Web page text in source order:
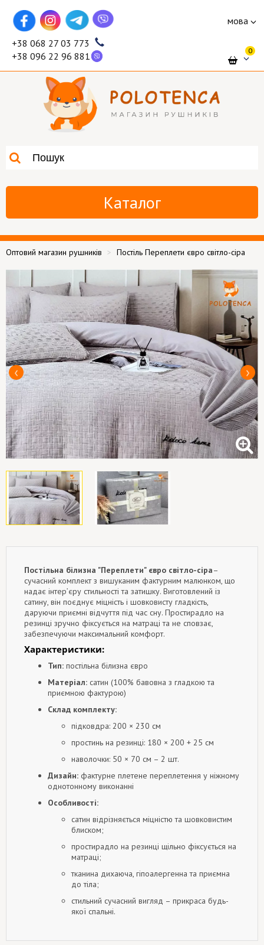
мова
+38 068 27 03 773
+38 096 22 96 881
0
Каталог
Оптовий магазин рушників Постіль Переплети євро світло-сіра
Постільна білизна "Переплети" євро світло-сіра–
сучасний комплект з вишуканим фактурним малюнком, що
надає інтер’єру стильності та затишку. Виготовлений із
сатину, він поєднує міцність і шовковисту гладкість,
даруючи приємні відчуття під час сну. Простирадло на
резинці зручно фіксується на матраці та не сповзає,
забезпечуючи максимальний комфорт.
Характеристики:
Тип: постільна білизна євро
Матеріал: сатин (100% бавовна з гладкою та
приємною фактурою)
Склад комплекту:
підковдра: 200 × 230 см
простинь на резинці: 180 × 200 + 25 см
наволочки: 50 × 70 см – 2 шт.
Дизайн: фактурне плетене переплетення у ніжному
однотонному виконанні
Особливості:
сатин відрізняється міцністю та шовковистим
блиском;
простирадло на резинці щільно фіксується на
матраці;
тканина дихаюча, гіпоалергенна та приємна
до тіла;
стильний сучасний вигляд – прикраса будь-
якої спальні.